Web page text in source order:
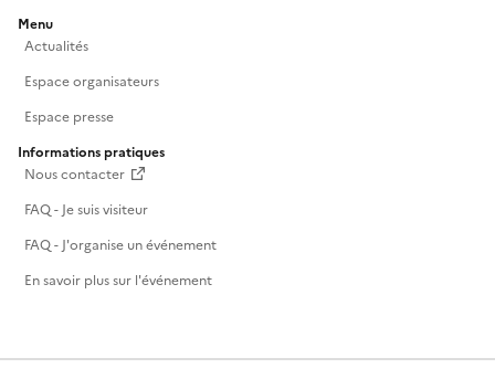
Menu
Actualités
Espace organisateurs
Espace presse
Informations pratiques
Nous contacter
FAQ - Je suis visiteur
FAQ - J'organise un événement
En savoir plus sur l'événement